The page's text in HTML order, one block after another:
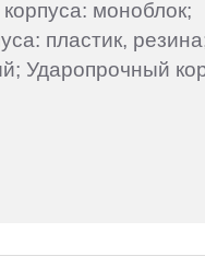
моноблок;
пластик,
Ударопрочный